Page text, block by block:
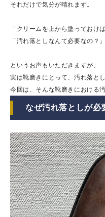
それだけで気分が晴れます。
「クリームを上から塗っておけ
「汚れ落としなんて必要なの？」
というお声もいただきますが、
実は靴磨きにとって、汚れ落と
今回は、そんな靴磨きにおける
なぜ汚れ落としが必